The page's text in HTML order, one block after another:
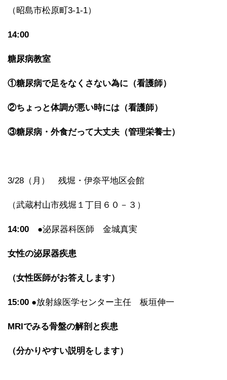
（昭島市松原町3-1-1）
14:00
糖尿病教室
①糖尿病で足をなくさない為に（看護師）
②ちょっと体調が悪い時には（看護師）
③糖尿病・外食だって大丈夫（管理栄養士）
3/28（月） 残堀・伊奈平地区会館
（武蔵村山市残堀１丁目６０－３）
14:00 ●泌尿器科医師 金城真実
女性の泌尿器疾患
（女性医師がお答えします）
15:00 ●放射線医学センター主任 板垣伸一
MRIでみる骨盤の解剖と疾患
（分かりやすい説明をします）